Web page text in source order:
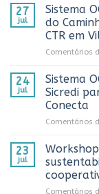
27
jul
Sistema
do
CTR em
Comentários
24
jul
Sistema
Sicredi
Conecta
Comentários
23
jul
Comentários